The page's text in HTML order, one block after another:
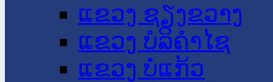
ແຂວງ ຊຽງຂວາງ
ແຂວງ ບໍລິຄໍາໄຊ
ແຂວງ ບໍ່ແກ້ວ